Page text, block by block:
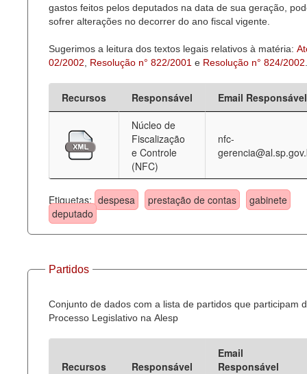
gastos feitos pelos deputados na data de sua geração,
sofrer alterações no decorrer do ano fiscal vigente.
Sugerimos a leitura dos textos legais relativos à matéria:
02/2002
Resolução n° 822/2001 e Resolução n° 824/2002
Recursos Responsável
Email Responsável
Núcleo de
Fiscalização
e Controle
(NFC)
nfc-
Etiquetas: despesa prestação de contas
gabinete
deputado
Partidos
Conjunto de dados com a lista de partidos que participam
Processo Legislativo na Alesp
Recursos Responsável
Email
Responsável